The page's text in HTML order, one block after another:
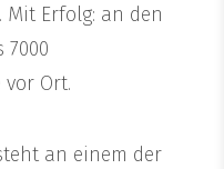
Erfolg: an den
7000
vor Ort.
an einem der